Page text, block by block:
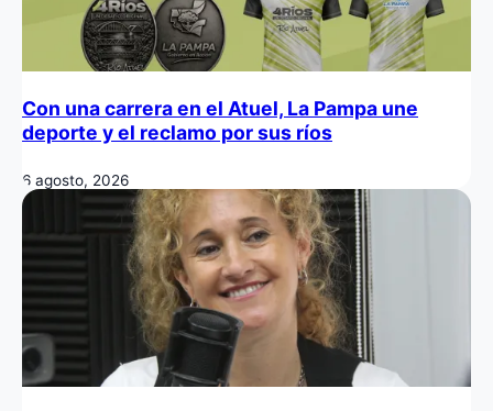
Con una carrera en el Atuel, La Pampa une
deporte y el reclamo por sus ríos
6 agosto, 2026